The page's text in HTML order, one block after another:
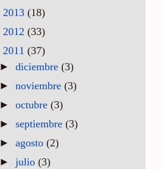
2013 (18)
2012 (33)
2011 (37)
►diciembre(3)
►noviembre(3)
►octubre(3)
►septiembre(3)
►agosto(2)
►julio(3)